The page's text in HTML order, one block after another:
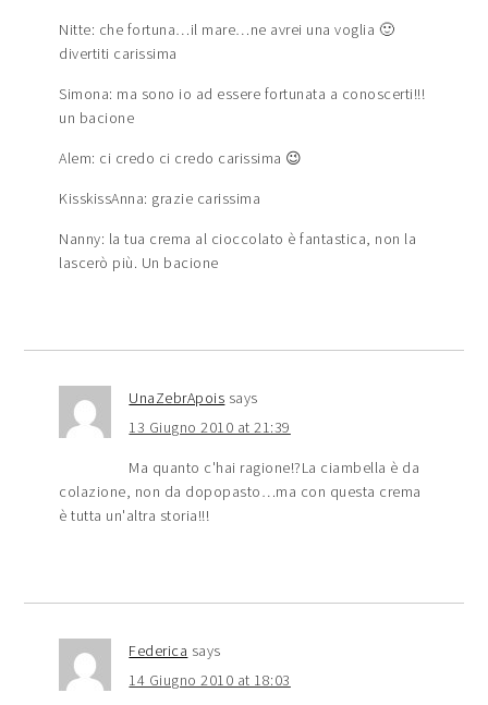
Nitte: che fortuna…il mare…ne avrei una voglia 🙂
divertiti carissima
Simona: ma sono io ad essere fortunata a conoscerti!!!
un bacione
Alem: ci credo ci credo carissima 😉
KisskissAnna: grazie carissima
Nanny: la tua crema al cioccolato è fantastica, non la
lascerò più. Un bacione
UnaZebrApois says
13 Giugno 2010 at 21:39
Ma quanto c'hai ragione!?La ciambella è da
colazione, non da dopopasto…ma con questa crema
è tutta un'altra storia!!!
Federica says
14 Giugno 2010 at 18:03